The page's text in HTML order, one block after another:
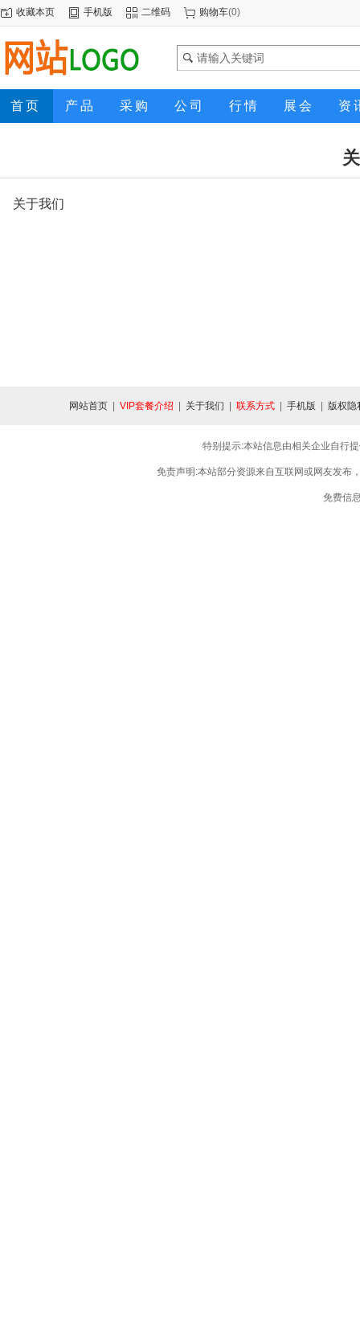
收藏本页 手机版 二维码 购物车(0)
首页 产品 采购 公司 行情 展会 资
关于我们
网站首页 VIP套餐介绍 关于我们 联系方式 手机版 版权隐
特别提示:本站信息由相关企业自行
免责声明:本站部分资源来自互联网或网友发布
免费信